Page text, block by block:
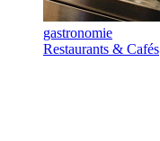
gastronomie
Restaurants & Cafés